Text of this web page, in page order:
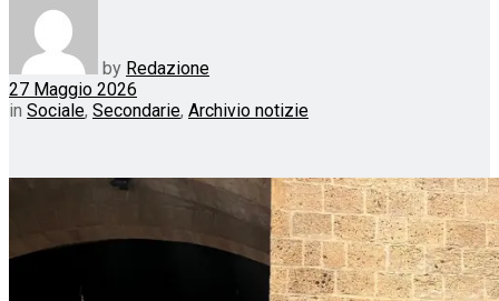
by Redazione
27 Maggio 2026
in Sociale, Secondarie, Archivio notizie